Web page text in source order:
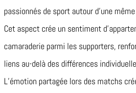
passionnés de sport autour d’une
Cet aspect crée un sentiment
camaraderie parmi les supporters,
liens au-delà des différences
L’émotion partagée lors des matchs